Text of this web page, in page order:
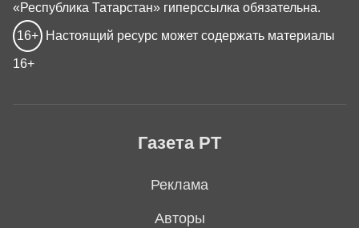
Газета РТ
Реклама
Авторы
«Республика Татарстан» гиперссылка обязательна.
16+ Настоящий ресурс может содержать материалы
16+